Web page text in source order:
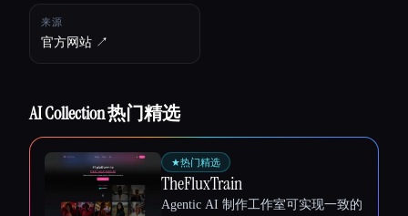
来源
官方网站 ↗︎
AI Collection 热门精选
★热门精选
TheFluxTrain
Agentic AI 制作工作室可实现一致的